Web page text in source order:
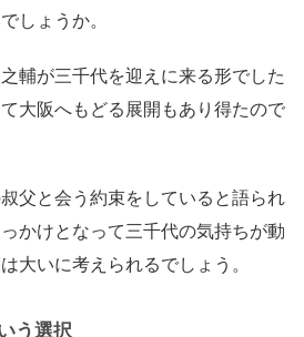
しょうか。
輔が三千代を迎えに来る形でした
大阪へもどる展開もあり得たので
父と会う約束をしていると語られ
かけとなって三千代の気持ちが動
大いに考えられるでしょう。
う選択